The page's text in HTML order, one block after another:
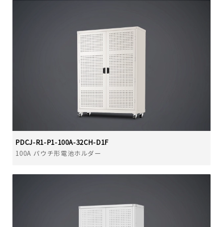
PDCJ-R1-P1-100A-32CH-D1F
100A パウチ形電池ホルダー